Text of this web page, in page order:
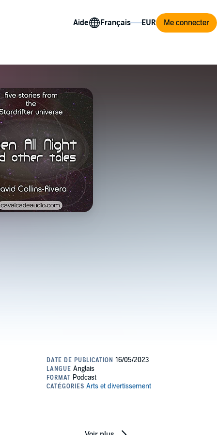
Aide Me connecter